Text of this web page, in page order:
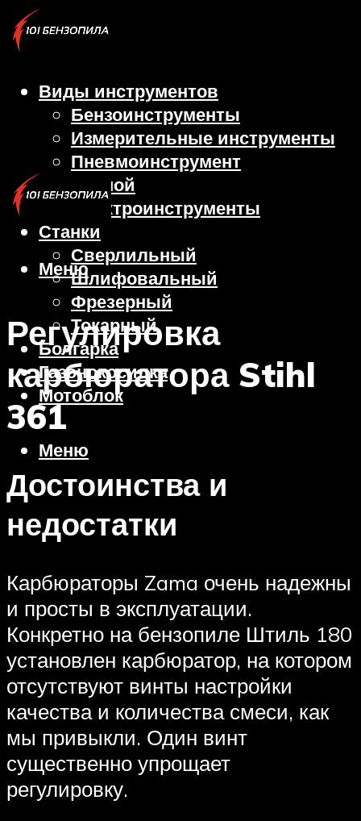
Виды инструментов
Бензоинструменты
Измерительные инструменты
Пневмоинструмент
Ручной
Электроинструменты
Станки
Сверлильный
Шлифовальный
Фрезерный
Токарный
Болгарка
Газонокосилка
Мотоблок
Меню
Меню
Регулировка
карбюратора Stihl
361
Достоинства и
недостатки
Карбюраторы Zama очень надежны
и просты в эксплуатации.
Конкретно на бензопиле Штиль 180
установлен карбюратор, на котором
отсутствуют винты настройки
качества и количества смеси, как
мы привыкли. Один винт
существенно упрощает
регулировку.